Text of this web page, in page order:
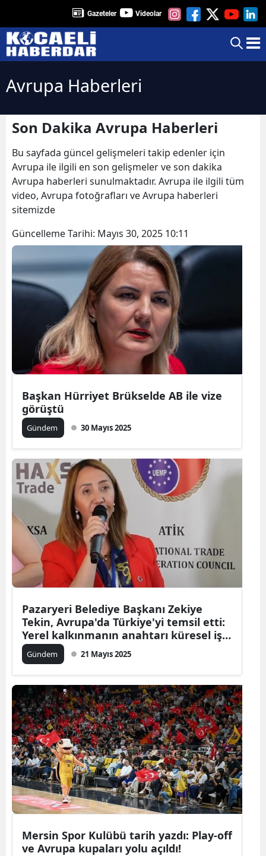
Gazeteler Videolar
Avrupa Haberleri
Son Dakika Avrupa Haberleri
Bu sayfada güncel gelişmeleri takip edenler için
Avrupa ile ilgili en son gelişmeler ve son dakika
Avrupa haberleri sunulmaktadır. Avrupa ile ilgili tüm
video, Avrupa fotoğrafları ve Avrupa haberleri
sitemizde
Güncelleme Tarihi: Mayıs 30, 2025 10:11
Başkan Hürriyet Brükselde AB ile vize
görüştü
Gündem 30 Mayıs 2025
Pazaryeri Belediye Başkanı Zekiye
Tekin, Avrupa'da Türkiye'yi temsil etti:
Yerel kalkınmanın anahtarı küresel iş
birlikleri
Gündem 21 Mayıs 2025
Mersin Spor Kulübü tarih yazdı: Play-off
ve Avrupa kupaları yolu açıldı!